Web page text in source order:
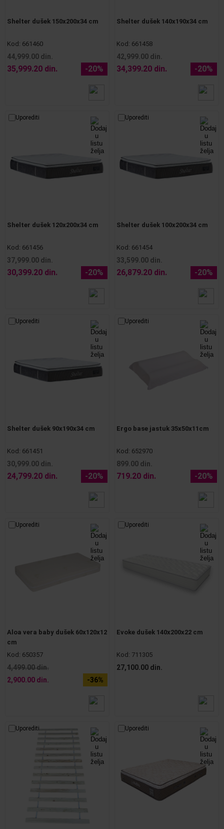
Shelter dušek 150x200x34 cm
Kod: 661460
44,999.00 din.
35,999.20 din. -20%
Shelter dušek 140x190x34 cm
Kod: 661458
42,999.00 din.
34,399.20 din. -20%
Uporediti
Shelter dušek 120x200x34 cm
Kod: 661456
37,999.00 din.
30,399.20 din. -20%
Uporediti
Shelter dušek 100x200x34 cm
Kod: 661454
33,599.00 din.
26,879.20 din. -20%
Uporediti
Shelter dušek 90x190x34 cm
Kod: 661451
30,999.00 din.
24,799.20 din. -20%
Uporediti
Ergo base jastuk 35x50x11cm
Kod: 652970
899.00 din.
719.20 din. -20%
Uporediti
Aloa vera baby dušek 60x120x12
cm
Kod: 650357
4,499.00 din.
2,900.00 din.
-36%
Uporediti
Evoke dušek 140x200x22 cm
Kod: 711305
27,100.00 din.
Uporediti Uporediti